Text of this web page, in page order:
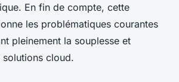
En fin de compte, cette
les problématiques courantes
pleinement la souplesse et
solutions cloud.